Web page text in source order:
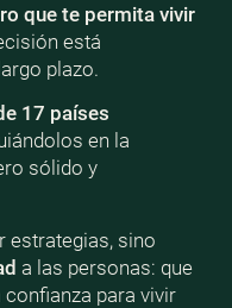
que te permita vivir
está
plazo.
17 países
en la
sólido y
estrategias, sino
a las personas: que
para vivir